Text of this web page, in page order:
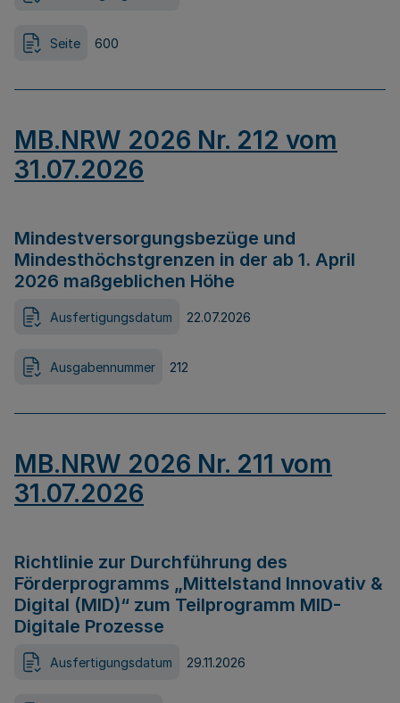
Seite 600
MB.NRW 2026 Nr. 212 vom
31.07.2026
Mindestversorgungsbezüge und
Mindesthöchstgrenzen in der ab 1. April
2026 maßgeblichen Höhe
Ausfertigungsdatum 22.07.2026
Ausgabennummer 212
MB.NRW 2026 Nr. 211 vom
31.07.2026
Richtlinie zur Durchführung des
Förderprogramms „Mittelstand Innovativ &
Digital (MID)“ zum Teilprogramm MID-
Digitale Prozesse
Ausfertigungsdatum 29.11.2026